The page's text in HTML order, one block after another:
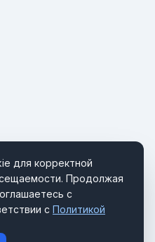
для корректной
Продолжая
с
с Политикой